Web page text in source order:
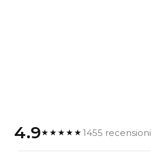
4.9★★★★★1455 recensioni